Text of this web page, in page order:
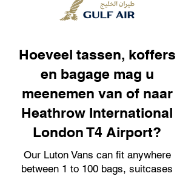
Hoeveel tassen, koffers
en bagage mag u
meenemen van of naar
Heathrow International
London T4 Airport?
Our Luton Vans can fit anywhere
between 1 to 100 bags, suitcases